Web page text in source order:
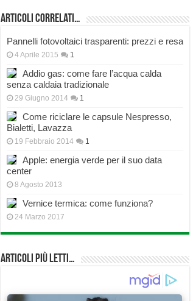
Articoli correlati…
Pannelli fotovoltaici trasparenti: prezzi e resa
4 Aprile 2015 1
Addio gas: come fare l’acqua calda
senza caldaia tradizionale
29 Giugno 2014 1
Come riciclare le capsule Nespresso,
Bialetti, Lavazza
19 Febbraio 2014 1
Apple: energia verde per il suo data
center
8 Agosto 2013
Vernice termica: come funziona?
24 Marzo 2017
Articoli più Letti…